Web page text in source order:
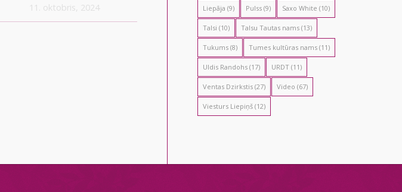
11. oktobris, 2024 Liepāja (9) Pulss (9) Saxo White (10)
Talsi (10) Talsu Tautas nams (13)
Tukums (8) Tumes kultūras nams (11)
Uldis Randohs (17) URDT (11)
Ventas Dzirkstis (27) Video (67)
Viesturs Liepiņš (12)